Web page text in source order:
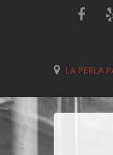
LA PERLA